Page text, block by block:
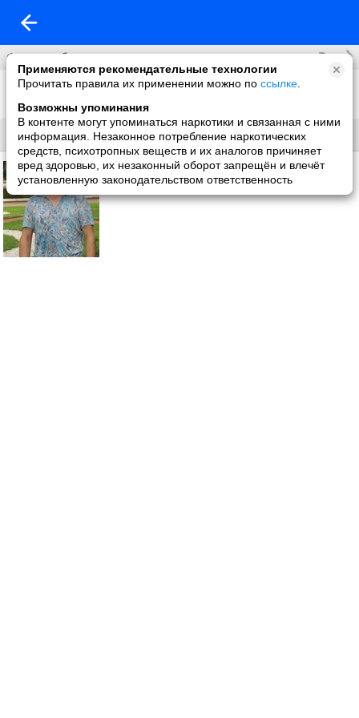
Применяются рекомендательные технологии
Прочитать правила их применении можно по ссылке
Возможны упоминания
В контенте могут упоминаться наркотики и связанная с ними
информация. Незаконное потребление наркотических
средств, психотропных веществ и их аналогов причиняет
вред здоровью, их незаконный оборот запрещён и влечёт
установленную законодательством ответственность
Фотоальбомы Все
Фото со мной
Без названия